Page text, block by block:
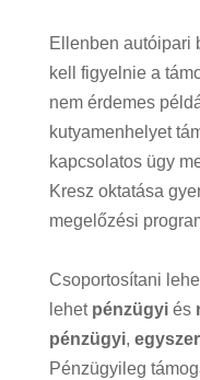
Ellenben autóipari
kell figyelnie a
nem érdemes
kutyamenhelyet
kapcsolatos ügy
Kresz oktatása
megelőzési
Csoportosítani
lehet pénzügyiés
pénzügyi,
Pénzügyileg